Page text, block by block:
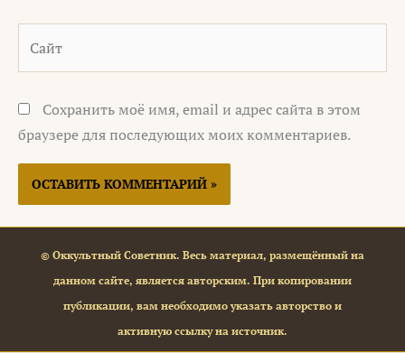
Сохранить моё имя, email и адрес сайта в этом
браузере для последующих моих комментариев.
© Оккультный Советник. Весь материал, размещённый на
данном сайте, является авторским. При копировании
публикации, вам необходимо указать авторство и
активную ссылку на источник.